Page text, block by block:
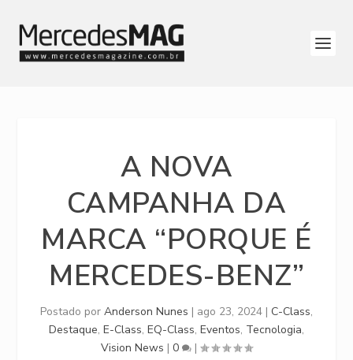
A NOVA
CAMPANHA DA
MARCA “PORQUE É
MERCEDES-BENZ”
Postado por Anderson Nunes | ago 23, 2024 | C-Class,
Destaque, E-Class, EQ-Class, Eventos, Tecnologia,
Vision News | 0 |